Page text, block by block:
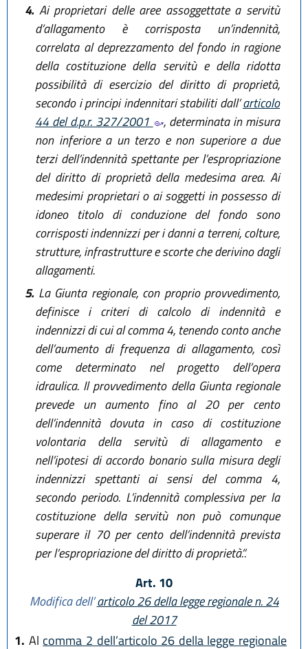
4.Ai proprietari delle aree assoggettate a servitù
d’allagamento è corrisposta un’indennità,
correlata al deprezzamento del fondo in ragione
della costituzione della servitù e della ridotta
possibilità di esercizio del diritto di proprietà,
secondo i principi indennitari stabiliti dall’articolo
44 del d.p.r. 327/2001
, determinata in misura
non inferiore a un terzo e non superiore a due
terzi dell’indennità spettante per l’espropriazione
del diritto di proprietà della medesima area. Ai
medesimi proprietari o ai soggetti in possesso di
idoneo titolo di conduzione del fondo sono
corrisposti indennizzi per i danni a terreni, colture,
strutture, infrastrutture e scorte che derivino dagli
allagamenti.
5.La Giunta regionale, con proprio provvedimento,
definisce i criteri di calcolo di indennità e
indennizzi di cui al comma 4, tenendo conto anche
dell’aumento di frequenza di allagamento, così
come determinato nel progetto dell’opera
idraulica. Il provvedimento della Giunta regionale
prevede un aumento fino al 20 per cento
dell’indennità dovuta in caso di costituzione
volontaria della servitù di allagamento e
nell’ipotesi di accordo bonario sulla misura degli
indennizzi spettanti ai sensi del comma 4,
secondo periodo. L’indennità complessiva per la
costituzione della servitù non può comunque
superare il 70 per cento dell’indennità prevista
per l’espropriazione del diritto di proprietà.”.
Art. 10
Modifica dell’articolo 26 della legge regionale n. 24
del 2017
1. Al comma 2 dell’articolo 26 della legge regionale